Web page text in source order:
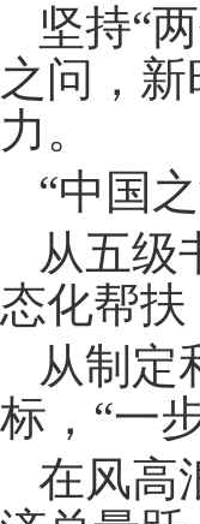
坚持“
之问，
力。
“中国
从五级
态化帮
从制定
标，“一
在风高